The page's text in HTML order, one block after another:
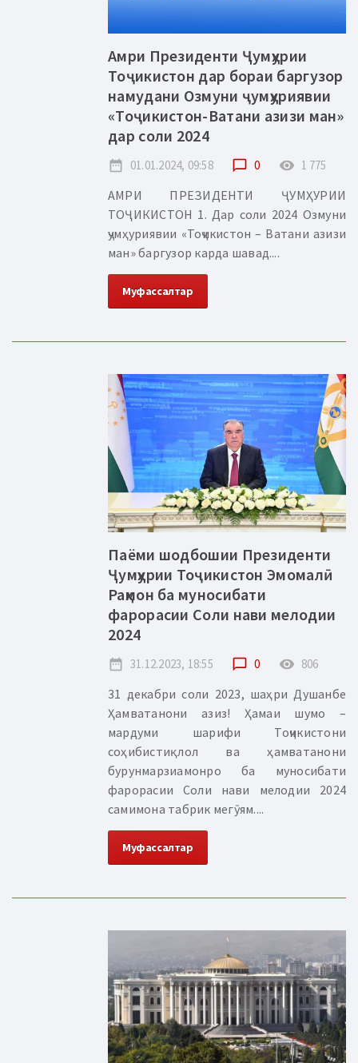
Амри Президенти Ҷумҳурии
Тоҷикистон дар бораи баргузор
намудани Озмуни ҷумҳуриявии
«Тоҷикистон-Ватани азизи ман»
дар соли 2024
date_range 01.01.2024, 09:58 chat_bubble_outline 0 remove_red_eye 1 775
АМРИ ПРЕЗИДЕНТИ ҶУМҲУРИИ
ТОҶИКИСТОН 1. Дар соли 2024 Озмуни
ҷумҳуриявии «Тоҷикистон – Ватани азизи
ман» баргузор карда шавад....
Муфассалтар
Паёми шодбошии Президенти
Ҷумҳурии Тоҷикистон Эмомалӣ
Раҳмон ба муносибати
фарорасии Соли нави мелодии
2024
date_range 31.12.2023, 18:55 chat_bubble_outline 0 remove_red_eye 806
31 декабри соли 2023, шаҳри Душанбе
Ҳамватанони азиз! Ҳамаи шумо –
мардуми шарифи Тоҷикистони
соҳибистиқлол ва ҳамватанони
бурунмарзиамонро ба муносибати
фарорасии Соли нави мелодии 2024
самимона табрик мегӯям....
Муфассалтар